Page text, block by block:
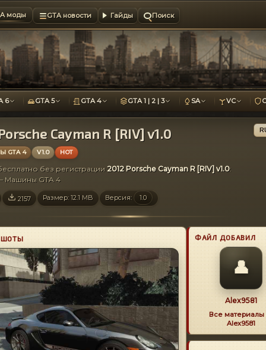
моды GTA новости Гайды Поиск
6 GTA 5 GTA 4 GTA 1 | 2 | 3 SA VC
Cayman R [RIV] v1.0
GTA 4 V1.0 HOT
без регистрации 2012 Porsche Cayman R [RIV] v1.0:
Машины GTA 4
2157 Размер: 12.1 MB Версия: 1.0
ФАЙЛ ДОБАВИЛ
👤
Alex9581
Все материалы
Alex9581